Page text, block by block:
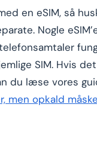
en eSIM, så
Nogle
SIM. Hvis
du læse vores
men opkald